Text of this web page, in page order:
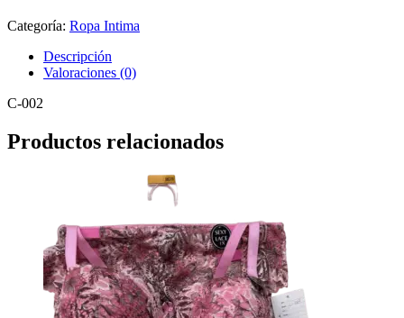
Categoría: Ropa Intima
Descripción
Valoraciones (0)
C-002
Productos relacionados